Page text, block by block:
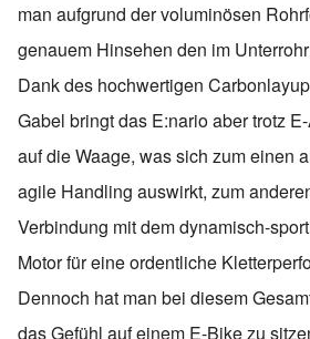
man aufgrund der voluminösen
genauem Hinsehen den im
Dank des hochwertigen
Gabel bringt das E:nario aber trotz
auf die Waage, was sich zum einen
agile Handling auswirkt, zum
Verbindung mit dem dynamisch-
Motor für eine ordentliche
Dennoch hat man bei diesem
das Gefühl auf einem E-Bike zu